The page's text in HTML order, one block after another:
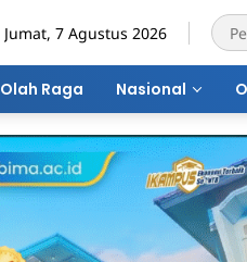
Jumat, 7 Agustus 2026
Olah Raga Nasional